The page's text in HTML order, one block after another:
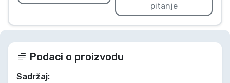
pitanje
Podaci o proizvodu
Sadržaj: